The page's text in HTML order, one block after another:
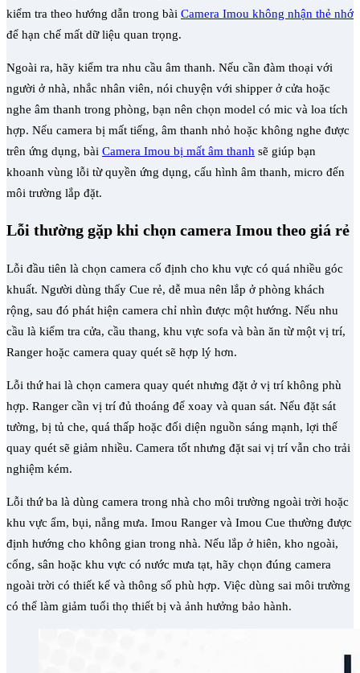
kiểm tra theo hướng dẫn trong bài Camera Imou không nhận thẻ nhớ
để hạn chế mất dữ liệu quan trọng.
Ngoài ra, hãy kiểm tra nhu cầu âm thanh. Nếu cần đàm thoại với
người ở nhà, nhắc nhân viên, nói chuyện với shipper ở cửa hoặc
nghe âm thanh trong phòng, bạn nên chọn model có mic và loa tích
hợp. Nếu camera bị mất tiếng, âm thanh nhỏ hoặc không nghe được
trên ứng dụng, bài Camera Imou bị mất âm thanh sẽ giúp bạn
khoanh vùng lỗi từ quyền ứng dụng, cấu hình âm thanh, micro đến
môi trường lắp đặt.
Lỗi thường gặp khi chọn camera Imou theo giá rẻ
Lỗi đầu tiên là chọn camera cố định cho khu vực có quá nhiều góc
khuất. Người dùng thấy Cue rẻ, dễ mua nên lắp ở phòng khách
rộng, sau đó phát hiện camera chỉ nhìn được một hướng. Nếu nhu
cầu là kiểm tra cửa, cầu thang, khu vực sofa và bàn ăn từ một vị trí,
Ranger hoặc camera quay quét sẽ hợp lý hơn.
Lỗi thứ hai là chọn camera quay quét nhưng đặt ở vị trí không phù
hợp. Ranger cần vị trí đủ thoáng để xoay và quan sát. Nếu đặt sát
tường, bị tủ che, quá thấp hoặc đối diện nguồn sáng mạnh, lợi thế
quay quét sẽ giảm nhiều. Camera tốt nhưng đặt sai vị trí vẫn cho trải
nghiệm kém.
Lỗi thứ ba là dùng camera trong nhà cho môi trường ngoài trời hoặc
khu vực ẩm, bụi, nắng mưa. Imou Ranger và Imou Cue thường được
định hướng cho không gian trong nhà. Nếu lắp ở hiên, kho ngoài,
cổng, sân hoặc khu vực có nước mưa tạt, hãy chọn đúng camera
ngoài trời có thiết kế và thông số phù hợp. Việc dùng sai môi trường
có thể làm giảm tuổi thọ thiết bị và ảnh hưởng bảo hành.